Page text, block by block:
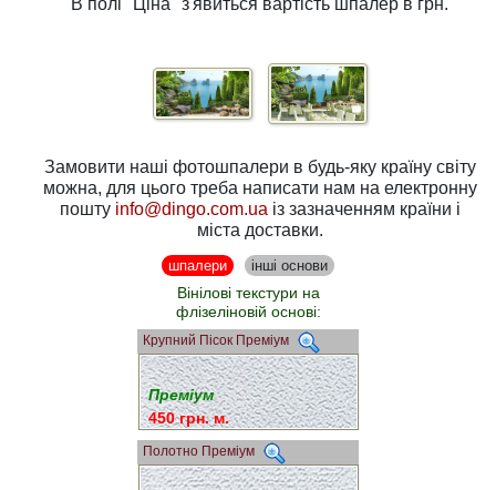
Замовити наші фотошпалери в будь-яку країну світу
можна, для цього треба написати нам на електронну
пошту info@dingo.com.uaіз зазначенням країни і
міста доставки.
шпалери інші основи
Вінілові текстури на
флізеліновій основі:
Крупний Пісок Преміум
Преміум
450 грн. м.
Полотно Преміум